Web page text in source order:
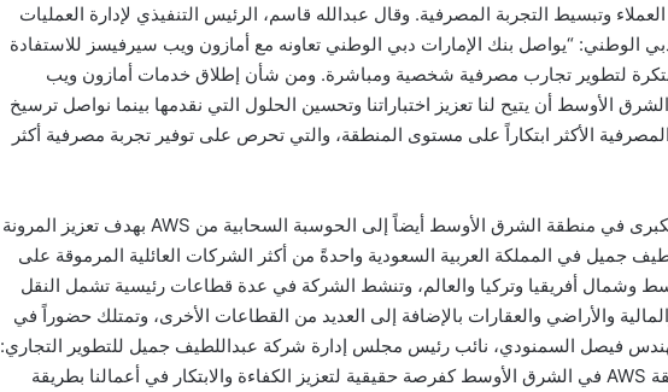
العملاء وتبسيط التجربة المصرفية. وقال عبدالله قاسم، الرئيس التنفيذي لإدارة العمليات
الوطني: “يواصل بنك الإمارات دبي الوطني تعاونه مع أمازون ويب سيرفيسز للاستفادة
لتطوير تجارب مصرفية شخصية ومباشرة. ومن شأن إطلاق خدمات أمازون ويب
الأوسط أن يتيح لنا تعزيز اختباراتنا وتحسين الحلول التي نقدمها بينما نواصل ترسيخ
الأكثر ابتكاراً على مستوى المنطقة، والتي تحرص على توفير تجربة مصرفية أكثر
وتتحول الشركات العائلية الكبرى في منطقة الشرق الأوسط أيضاً إلى الحوسبة السحابية من AWS بهدف تعزيز المرونة
جميل في المملكة العربية السعودية واحدةً من أكثر الشركات العائلية المرموقة على
وشمال أفريقيا وتركيا والعالم، وتنشط الشركة في عدة قطاعات رئيسية تشمل النقل
والأراضي والعقارات بالإضافة إلى العديد من القطاعات الأخرى، وتمتلك حضوراً في
وقال المهندس فيصل السمنودي، نائب رئيس مجلس إدارة شركة عبداللطيف جميل للتطوير التجاري:
“نحن نتطلع إلى افتتاح منطقة AWS في الشرق الأوسط كفرصة حقيقية لتعزيز الكفاءة والابتكار في أعمالنا بطريقة